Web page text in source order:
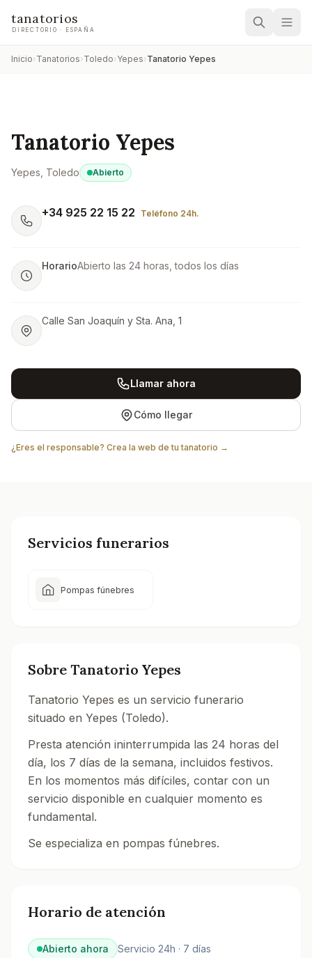
tanatorios
DIRECTORIO · ESPAÑA
Inicio›Tanatorios›Toledo›Yepes›Tanatorio Yepes
Tanatorio Yepes
Yepes , Toledo Abierto
+34 925 22 15 22 Teléfono 24h.
HorarioAbierto las 24 horas, todos los días
Calle San Joaquín y Sta. Ana, 1
Llamar ahora
Cómo llegar
¿Eres el responsable? Crea la web de tu tanatorio →
Servicios funerarios
Pompas fúnebres
Sobre Tanatorio Yepes
Tanatorio Yepes es un servicio funerario
situado en Yepes (Toledo).
Presta atención ininterrumpida las 24 horas del
día, los 7 días de la semana, incluidos festivos.
En los momentos más difíciles, contar con un
servicio disponible en cualquier momento es
fundamental.
Se especializa en pompas fúnebres.
Horario de atención
Abierto ahora Servicio 24h · 7 días